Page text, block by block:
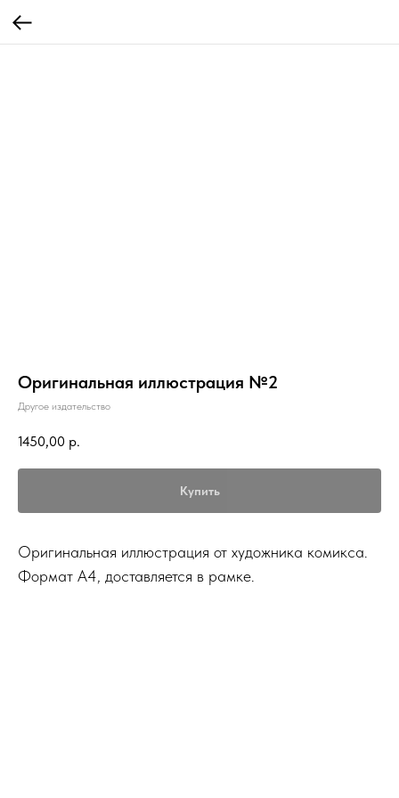
Оригинальная иллюстрация №2
Другое издательство
1450,00 р.
Купить
Оригинальная иллюстрация от художника комикса.
Формат А4, доставляется в рамке.